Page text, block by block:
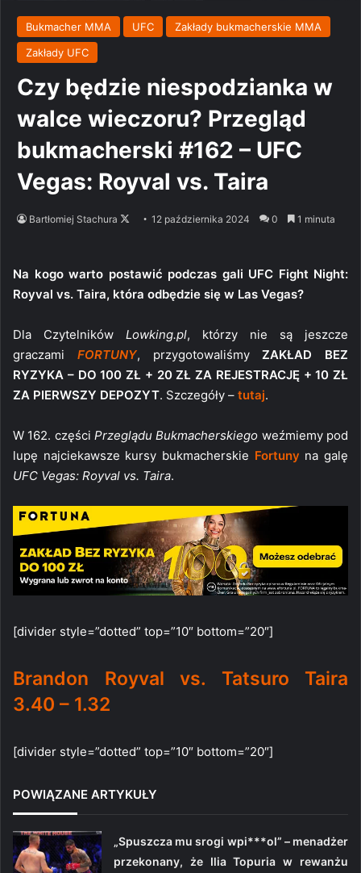
Bukmacher MMA UFC
Zakłady bukmacherskie MMA
Zakłady UFC
Czy będzie niespodzianka w
walce wieczoru? Przegląd
bukmacherski #162 – UFC
Vegas: Royval vs. Taira
Bartłomiej Stachura
Follow12 października 2024 0 1 minuta
Na kogo warto postawić podczas gali UFC Fight Night:
Royval vs. Taira, która odbędzie się w Las Vegas?
Dla Czytelników Lowking.pl, którzy nie są jeszcze
graczami FORTUNY, przygotowaliśmyZAKŁAD BEZ
RYZYKA – DO 100 ZŁ + 20 ZŁ ZA REJESTRACJĘ + 10 ZŁ
ZA PIERWSZY DEPOZYT. Szczegóły – tutaj.
W 162. części Przeglądu Bukmacherskiego weźmiemy pod
lupę najciekawsze kursy bukmacherskie Fortuny na galę
UFC Vegas: Royval vs. Taira.
[divider style=”dotted” top=”10″ bottom=”20″]
Brandon Royval vs. Tatsuro Taira
3.40 – 1.32
[divider style=”dotted” top=”10″ bottom=”20″]
POWIĄZANE ARTYKUŁY
„Spuszcza mu srogi wpi***ol” – menadżer
przekonany, że Ilia Topuria w rewanżu